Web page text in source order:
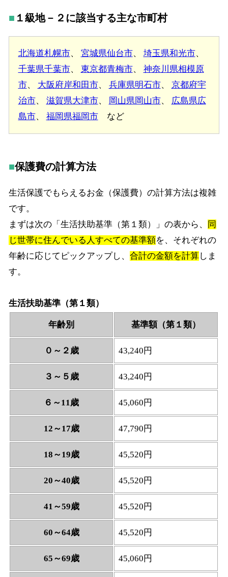
１級地－２に該当する主な市町村
北海道札幌市、 宮城県仙台市、 埼玉県和光市、
千葉県千葉市、 東京都青梅市、 神奈川県相模原
市、 大阪府岸和田市、 兵庫県明石市、 京都府宇
治市、 滋賀県大津市、 岡山県岡山市、 広島県広
島市、 福岡県福岡市など
保護費の計算方法
生活保護でもらえるお金（保護費）の計算方法は複雑
です。
まずは次の「生活扶助基準（第１類）」の表から、 同
じ世帯に住んでいる人すべての基準額を、それぞれの
年齢に応じてピックアップし、合計の金額を計算しま
す。
生活扶助基準（第１類）
年齢別 基準額（第１類）
０～２歳 43,240円
３～５歳 43,240円
６～11歳 45,060円
12～17歳 47,790円
18～19歳 45,520円
20～40歳 45,520円
41～59歳 45,520円
60～64歳 45,520円
65～69歳 45,060円